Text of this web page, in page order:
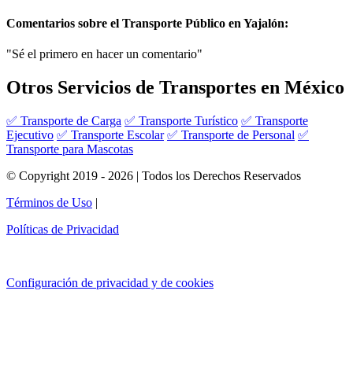
Comentarios sobre el Transporte Público en Yajalón:
"Sé el primero en hacer un comentario"
Otros Servicios de Transportes en México
✅ Transporte de Carga ✅ Transporte Turístico ✅ Transporte
Ejecutivo ✅ Transporte Escolar ✅ Transporte de Personal ✅
Transporte para Mascotas
© Copyright 2019 - 2026 | Todos los Derechos Reservados
Términos de Uso |
Políticas de Privacidad
Configuración de privacidad y de cookies